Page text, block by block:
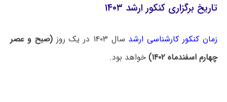
تاریخ برگزاری کنکور ارشد ۱۴۰۳
زمان کنکور کارشناسی ارشد سال ۱۴۰۳ در یک روز
(صبح و عصر
چهارم اسفندماه ۱۴۰۲)
خواهد بود.